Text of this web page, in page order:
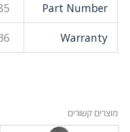
Part
37085
קשורים